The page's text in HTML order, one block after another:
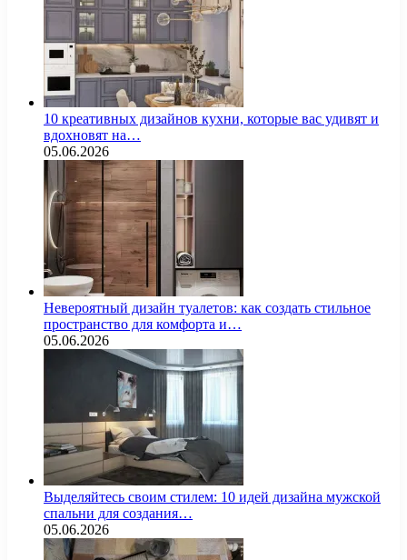
10 креативных дизайнов кухни, которые вас удивят и
вдохновят на…
05.06.2026
Невероятный дизайн туалетов: как создать стильное
пространство для комфорта и…
05.06.2026
Выделяйтесь своим стилем: 10 идей дизайна мужской
спальни для создания…
05.06.2026